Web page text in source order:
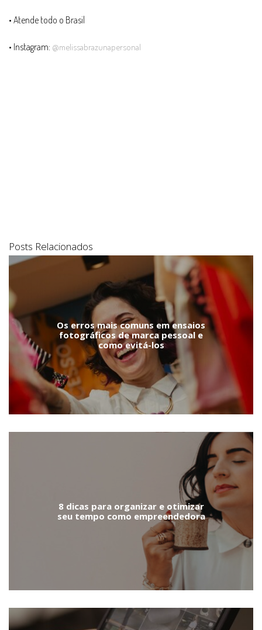
• Atende todo o Brasil
• Instagram: @melissabrazunapersonal
Posts Relacionados
Os erros mais comuns em ensaios
fotográficos de marca pessoal e
como evitá-los
8 dicas para organizar e otimizar
seu tempo como empreendedora